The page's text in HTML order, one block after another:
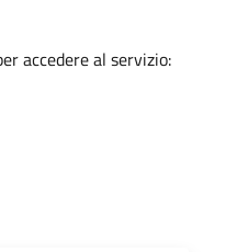
accedere al servizio: